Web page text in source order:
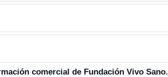
comercial de Fundación Vivo Sano.